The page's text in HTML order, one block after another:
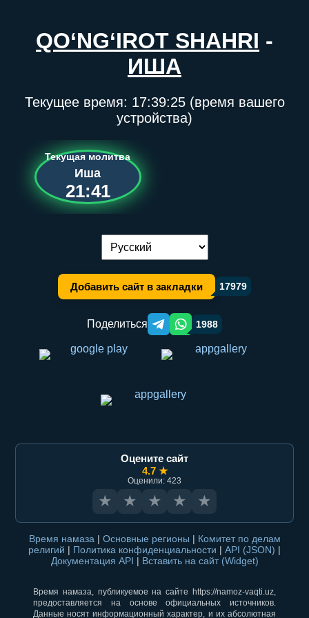
QO‘NG‘IROT SHAHRI -
ИША
Текущее время: 17:39:25(время вашего
устройства)
Текущая молитва
Иша
21:41
Переключение языка:
Добавить сайт в закладки 17979
Поделиться Telegram orqali ulashish
WhatsApp orqali ulashish
1988
Оцените сайт
4.7 ★
Оценили: 423
★ ★ ★ ★ ★
Время намаза | Основные регионы | Комитет по делам
религий | Политика конфиденциальности | API (JSON) |
Документация API | Вставить на сайт (Widget)
Время намаза, публикуемое на сайте https://namoz-vaqti.uz,
предоставляется на основе официальных источников.
Данные носят информационный характер, и их абсолютная